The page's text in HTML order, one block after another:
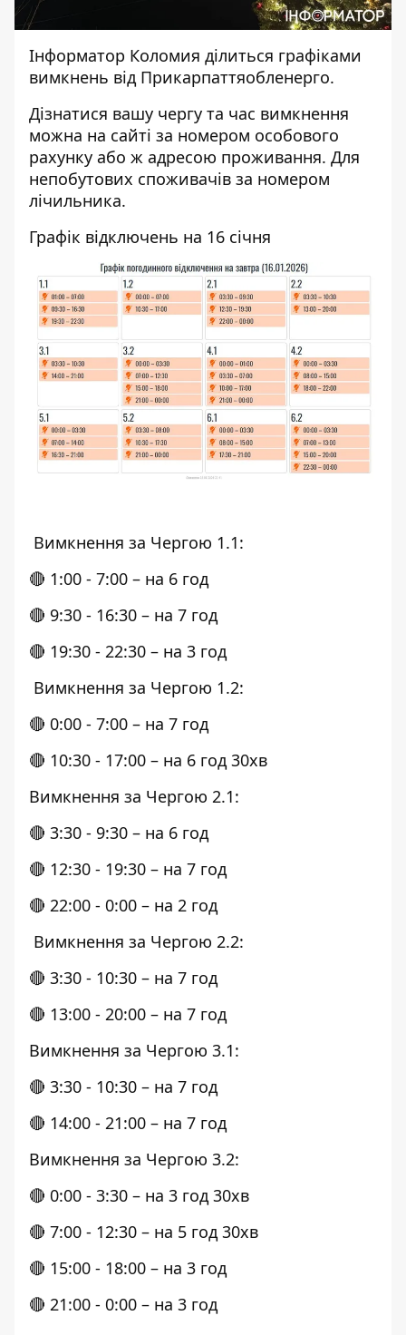
Інформатор Коломия ділиться графіками
вимкнень від Прикарпаттяобленерго.
Дізнатися вашу чергу та час вимкнення
можна на сайті за номером особового
рахунку або ж адресою проживання. Для
непобутових споживачів за номером
лічильника.
Графік відключень на 16 січня
Вимкнення за Чергою 1.1:
🔴 1:00 - 7:00 – на 6 год
🔴 9:30 - 16:30 – на 7 год
🔴 19:30 - 22:30 – на 3 год
Вимкнення за Чергою 1.2:
🔴 0:00 - 7:00 – на 7 год
🔴 10:30 - 17:00 – на 6 год 30хв
Вимкнення за Чергою 2.1:
🔴 3:30 - 9:30 – на 6 год
🔴 12:30 - 19:30 – на 7 год
🔴 22:00 - 0:00 – на 2 год
Вимкнення за Чергою 2.2:
🔴 3:30 - 10:30 – на 7 год
🔴 13:00 - 20:00 – на 7 год
Вимкнення за Чергою 3.1:
🔴 3:30 - 10:30 – на 7 год
🔴 14:00 - 21:00 – на 7 год
Вимкнення за Чергою 3.2:
🔴 0:00 - 3:30 – на 3 год 30хв
🔴 7:00 - 12:30 – на 5 год 30хв
🔴 15:00 - 18:00 – на 3 год
🔴 21:00 - 0:00 – на 3 год